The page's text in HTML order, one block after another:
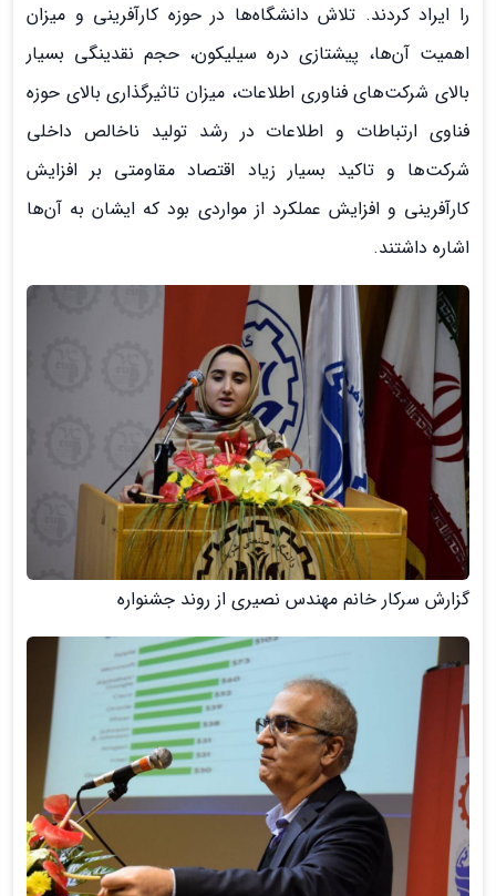
را ایراد کردند. تلاش دانشگاه‌ها در حوزه کارآفرینی و میزان
اهمیت آن‌ها، پیشتازی دره سیلیکون، حجم نقدینگی بسیار
بالای شرکت‌های‌ فناوری اطلاعات، میزان تاثیرگذاری بالای حوزه
فناوی ارتباطات و اطلاعات در رشد تولید ناخالص داخلی
شرکت‌ها و تاکید بسیار زیاد اقتصاد مقاومتی بر افزایش
کارآفرینی و افزایش عملکرد از مواردی بود که ایشان به آن‌ها
اشاره داشتند.
گزارش سرکار خانم مهندس نصیری از روند جشنواره